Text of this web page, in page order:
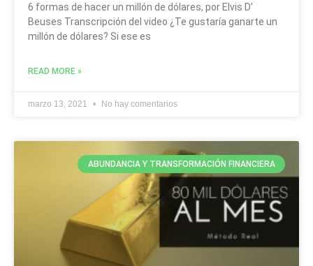
6 formas de hacer un millón de dólares, por Elvis D’
Beuses Transcripción del video ¿Te gustaría ganarte un
millón de dólares? Si ese es
READ MORE »
marzo 13, 2021 No hay comentarios
ABUNDANCIA Y TRANSFORMACIÓN FINANCIERA